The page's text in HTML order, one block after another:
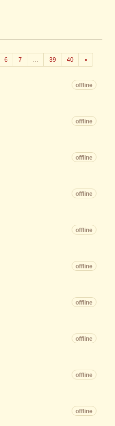
6 7 … 39 40 »Weiter
offline
offline
offline
offline
offline
offline
offline
offline
offline
offline